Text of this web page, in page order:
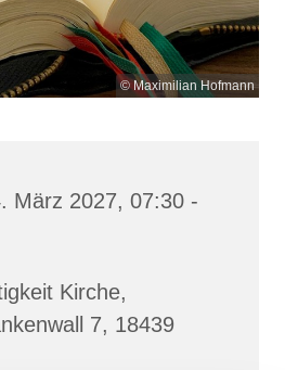
© Maximilian Hofmann
März 2027, 07:30 -
Kirche,
7, 18439